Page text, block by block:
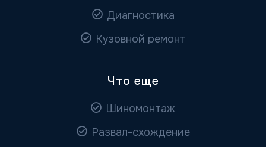
Диагностика
Кузовной ремонт
Что еще
Шиномонтаж
Развал-схождение